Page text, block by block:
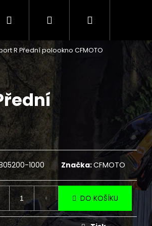
CENÍK SERVISNÍCH ÚKONŮ
Hledat PřihlášeníNákupní
R Přední polookno CFMOTO
1000 Značka:CFMOTO
DO KOŠÍKU
Následující